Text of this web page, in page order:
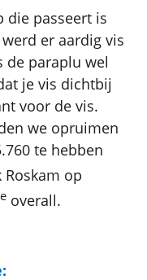
die passeert is
er aardig vis
de paraplu wel
je vis dichtbij
voor de vis.
we opruimen
te hebben
op
e overall.